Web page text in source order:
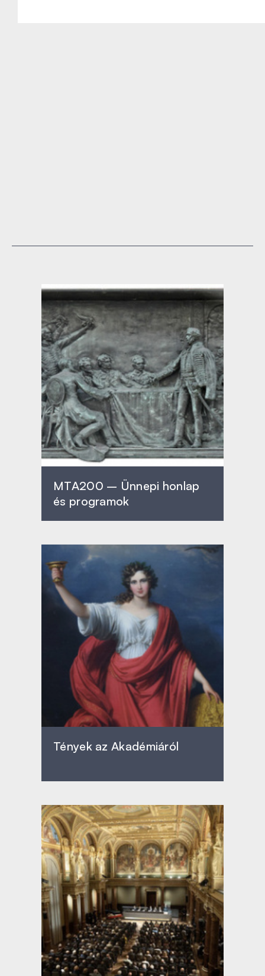
MTA200 – Ünnepi honlap
és programok
Tények az Akadémiáról